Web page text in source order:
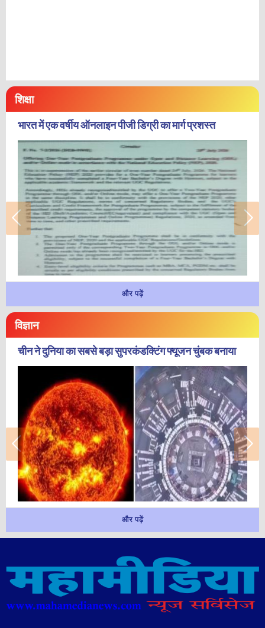
शिक्षा
भारत में एक वर्षीय ऑनलाइन पीजी डिग्री का मार्ग प्रशस्त
और पढ़ें
विज्ञान
चीन ने दुनिया का सबसे बड़ा सुपरकंडक्टिंग फ्यूजन चुंबक बनाया
और पढ़ें